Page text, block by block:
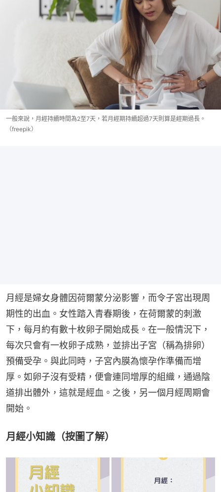
一般來說，月經持續時間為2至7天，若月經期持續超過7天則算是經期過長。
（freepik）
月經是婦女身體因荷爾蒙分泌影響，而令子宮出現周
期性的出血。女性踏入青春期後，在荷爾蒙的刺激
下，每月約有數十枚卵子開始成長。在一般情況下，
每次只會有一枚卵子成熟，並排出子宮（稱為排卵）
預備受孕。與此同時，子宮內膜為懷孕作準備而增
厚。如卵子沒有受精，便會連同增厚的組織，通過陰
道排出體外，這就是經血。之後，另一個月經周期會
開始。
月經小知識（按圖了解）